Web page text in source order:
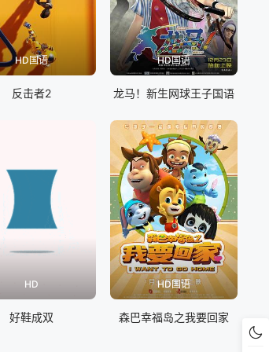
HD国语
反击者2
HD国语
龙马！新生网球王子国语
HD
好鞋成双
HD国语
森巴幸福岛之我要回家